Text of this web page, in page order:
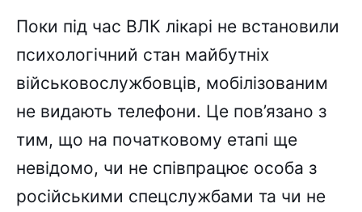
Поки під час ВЛК лікарі не встановили
психологічний стан майбутніх
військовослужбовців, мобілізованим
не видають телефони. Це пов’язано з
тим, що на початковому етапі ще
невідомо, чи не співпрацює особа з
російськими спецслужбами та чи не